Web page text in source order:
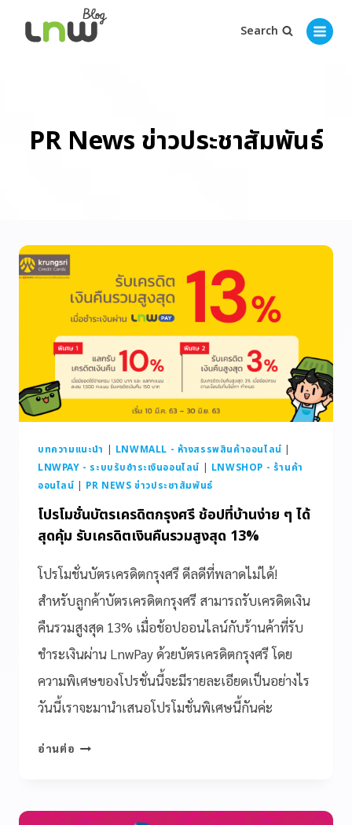
Search
PR News ข่าวประชาสัมพันธ์
บทความแนะนำ | LNWMALL - ห้างสรรพสินค้าออนไลน์ |
LNWPAY - ระบบรับชำระเงินออนไลน์ | LNWSHOP - ร้านค้า
ออนไลน์ | PR NEWS ข่าวประชาสัมพันธ์
โปรโมชั่นบัตรเครดิตกรุงศรี ช้อปที่บ้านง่าย ๆ ได้
สุดคุ้ม รับเครดิตเงินคืนรวมสูงสุด 13%
โปรโมชั่นบัตรเครดิตกรุงศรี ดีลดีที่พลาดไม่ได้!
สำหรับลูกค้าบัตรเครดิตกรุงศรี สามารถรับเครดิตเงิน
คืนรวมสูงสุด 13% เมื่อช้อปออนไลน์กับร้านค้าที่รับ
ชำระเงินผ่าน LnwPay ด้วยบัตรเครดิตกรุงศรี โดย
ความพิเศษของโปรชั่นนี้จะมีรายละเอียดเป็นอย่างไร
วันนี้เราจะมานำเสนอโปรโมชั่นพิเศษนี้กันค่ะ
อ่านต่อ